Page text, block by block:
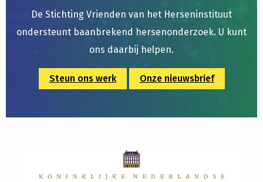
De Stichting Vrienden van het Herseninstituut
ondersteunt baanbrekend hersenonderzoek. U kunt
ons daarbij helpen.
Steun ons werk Onze nieuwsbrief